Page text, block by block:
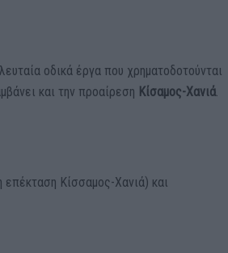
οδικά έργα που χρηματοδοτούνται
και την προαίρεση Κίσαμος-Χανιά.
επέκταση Κίσσαμος-Χανιά) και